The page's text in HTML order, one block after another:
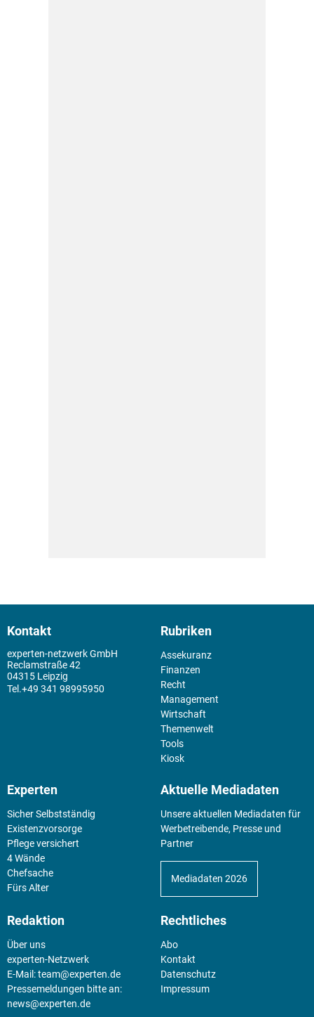
Kontakt
experten-netzwerk GmbH
Reclamstraße 42
04315 Leipzig
+49 341 98995950
Rubriken
Assekuranz
Finanzen
Recht
Management
Wirtschaft
Themenwelt
Tools
Kiosk
Experten
Sicher Selbstständig
Existenz­vorsorge
Pflege versichert
4 Wände
Chefsache
Fürs Alter
Aktuelle Mediadaten
Unsere aktuellen Mediadaten für
Werbetreibende, Presse und
Partner
Mediadaten 2026
Redaktion
Über uns
experten-Netzwerk
E-Mail:team@experten.de
Pressemeldungen bitte an:
news@experten.de
Rechtliches
Abo
Kontakt
Datenschutz
Impressum